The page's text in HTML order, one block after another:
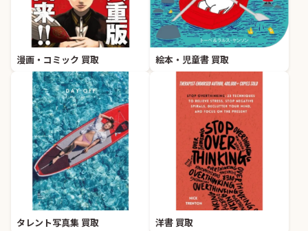
漫画・コミック 買取 絵本・児童書 買取
タレント写真集 買取 洋書 買取